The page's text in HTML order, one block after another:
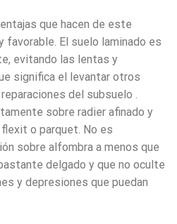
que hacen de este
favorable. El suelo laminado es
evitando las lentas y
significa el levantar otros
del subsuelo .
sobre radier afinado y
o parquet. No es
sobre alfombra a menos que
delgado y que no oculte
y depresiones que puedan